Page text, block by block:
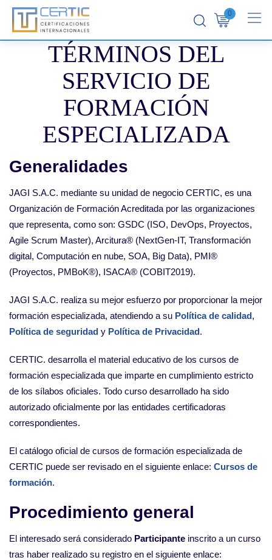
0
TÉRMINOS DEL
SERVICIO DE
FORMACIÓN
ESPECIALIZADA
Generalidades
JAGI S.A.C. mediante su unidad de negocio CERTIC, es una
Organización de Formación Acreditada por las organizaciones
que representa, como son: GSDC (ISO, DevOps, Proyectos,
Agile Scrum Master), Arcitura® (NextGen-IT, Transformación
digital, Computación en nube, SOA, Big Data), PMI®
(Proyectos, PMBoK®), ISACA® (COBIT2019).
JAGI S.A.C. realiza su mejor esfuerzo por proporcionar la mejor
formación especializada, atendiendo a su Política de calidad,
Política de seguridad y Política de Privacidad.
CERTIC. desarrolla el material educativo de los cursos de
formación especializada que imparte en cumplimiento estricto
de los sílabos oficiales. Todo curso desarrollado ha sido
autorizado oficialmente por las entidades certificadoras
correspondientes.
El catálogo oficial de cursos de formación especializada de
CERTIC puede ser revisado en el siguiente enlace: Cursos de
formación.
Procedimiento general
El interesado será considerado Participante inscrito a un curso
tras haber realizado su registro en el siguiente enlace: